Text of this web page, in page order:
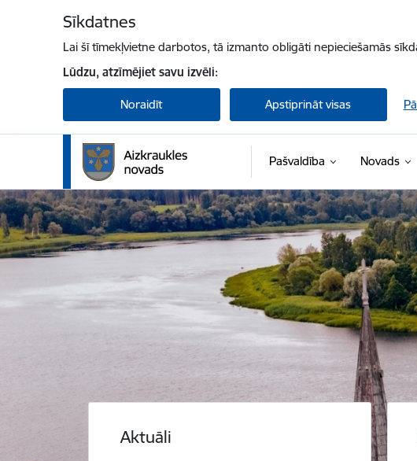
Sīkdatnes
Lai šī tīmekļvietne darbotos, tā izmanto obligāti nepieciešamās
Lūdzu, atzīmējiet savu izvēli:
Noraidīt Apstiprināt visas
Pašvaldība Novads
Aizkraukles novada pašvaldība
Aktuāli